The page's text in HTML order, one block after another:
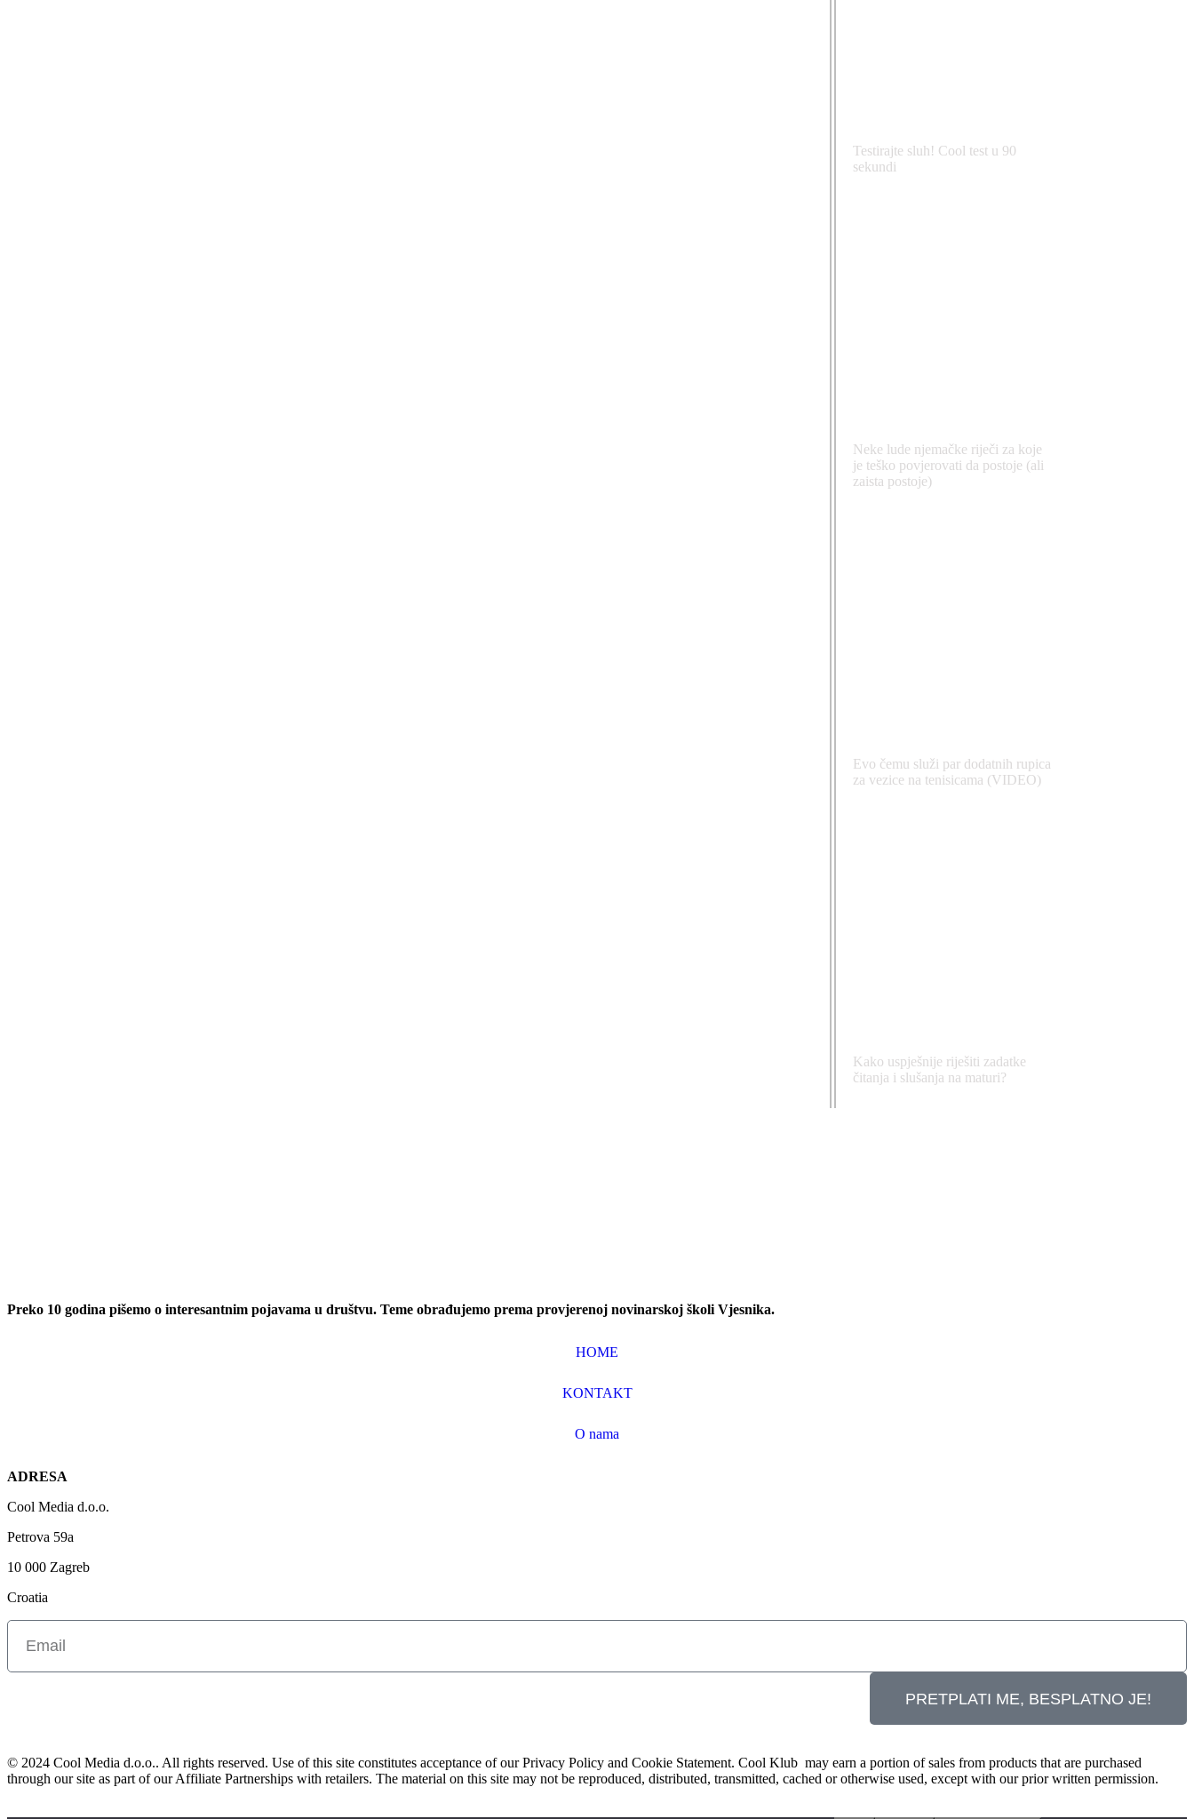
Testirajte sluh! Cool test u 90
sekundi
Neke lude njemačke riječi za koje
je teško povjerovati da postoje (ali
zaista postoje)
Evo čemu služi par dodatnih rupica
za vezice na tenisicama (VIDEO)
Kako uspješnije riješiti zadatke
čitanja i slušanja na maturi?
Preko 10 godina pišemo o interesantnim pojavama u društvu. Teme obrađujemo prema provjerenoj novinarskoj školi Vjesnika.
HOME
KONTAKT
O nama
ADRESA
Cool Media d.o.o.
Petrova 59a
10 000 Zagreb
Croatia
PRETPLATI ME, BESPLATNO JE!
© 2024 Cool Media d.o.o.. All rights reserved. Use of this site constitutes acceptance of our Privacy Policy and Cookie Statement. Cool Klub may earn a portion of sales from products that are purchased
through our site as part of our Affiliate Partnerships with retailers. The material on this site may not be reproduced, distributed, transmitted, cached or otherwise used, except with our prior written permission.